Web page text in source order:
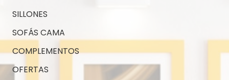
SILLONES
SOFÁS CAMA
COMPLEMENTOS
OFERTAS